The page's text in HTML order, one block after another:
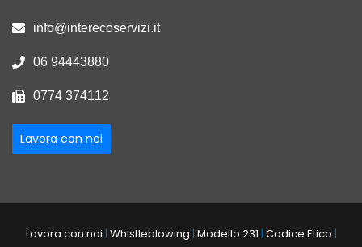
info@interecoservizi.it
06 94443880
0774 374112
Lavora con noi
Lavora con noi | Whistleblowing | Modello 231 | Codice Etico |